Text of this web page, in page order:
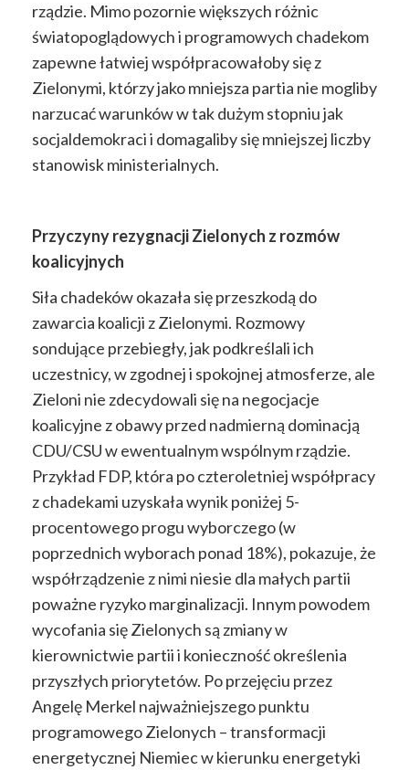
rządzie. Mimo pozornie większych różnic
światopoglądowych i programowych chadekom
zapewne łatwiej współpracowałoby się z
Zielonymi, którzy jako mniejsza partia nie mogliby
narzucać warunków w tak dużym stopniu jak
socjaldemokraci i domagaliby się mniejszej liczby
stanowisk ministerialnych.
Przyczyny rezygnacji Zielonych z rozmów
koalicyjnych
Siła chadeków okazała się przeszkodą do
zawarcia koalicji z Zielonymi. Rozmowy
sondujące przebiegły, jak podkreślali ich
uczestnicy, w zgodnej i spokojnej atmosferze, ale
Zieloni nie zdecydowali się na negocjacje
koalicyjne z obawy przed nadmierną dominacją
CDU/CSU w ewentualnym wspólnym rządzie.
Przykład FDP, która po czteroletniej współpracy
z chadekami uzyskała wynik poniżej 5-
procentowego progu wyborczego (w
poprzednich wyborach ponad 18%), pokazuje, że
współrządzenie z nimi niesie dla małych partii
poważne ryzyko marginalizacji. Innym powodem
wycofania się Zielonych są zmiany w
kierownictwie partii i konieczność określenia
przyszłych priorytetów. Po przejęciu przez
Angelę Merkel najważniejszego punktu
programowego Zielonych – transformacji
energetycznej Niemiec w kierunku energetyki